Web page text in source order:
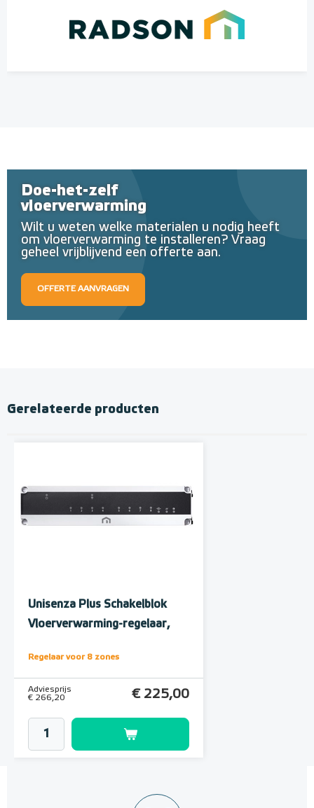
Doe-het-zelf
vloerverwarming
Wilt u weten welke materialen u nodig heeft
om vloerverwarming te installeren? Vraag
geheel vrijblijvend een offerte aan.
OFFERTE AANVRAGEN
Gerelateerde producten
Unisenza Plus Schakelblok
Vloerverwarming-regelaar,
Regelaar voor 8 zones
Adviesprijs
€ 266,20
€ 225,00